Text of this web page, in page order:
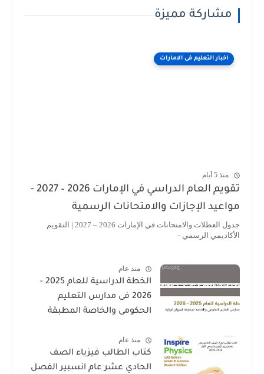
مشاركة مميزة
اخبار التعليم فى الامارات
منذ 5 أيام
تقويم العام الدراسي في الإمارات 2026 – 2027 -
مواعيد الإجازات والامتحانات الرسمية
جدول العطلات والامتحانات في الإمارات 2026 – 2027 | التقويم
الأكاديمي الرسمي -
منذ عام
الخطة الدراسية للعام 2025 -
2026 فى مدارس التعليم
الحكومى والخاصة المطبقة
منذ عام
كتاب الطالب فيزياء الصف
الحادي عشر عام انسبير الفصل